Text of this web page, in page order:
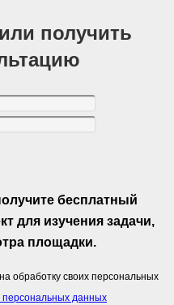
получить
бесплатный
для изучения задачи,
площадки.
обработку своих персональных
данных